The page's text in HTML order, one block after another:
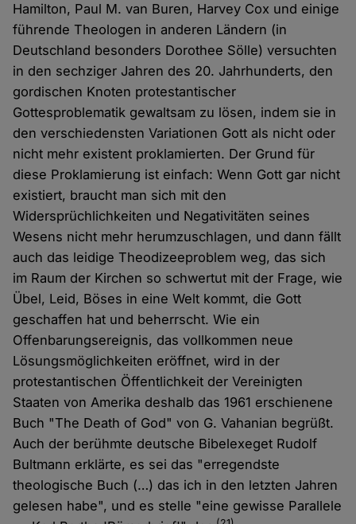
Hamilton, Paul M. van Buren, Harvey Cox und einige
führende Theologen in anderen Ländern (in
Deutschland besonders Dorothee Sölle) versuchten
in den sechziger Jahren des 20. Jahrhunderts, den
gordischen Knoten protestantischer
Gottesproblematik gewaltsam zu lösen, indem sie in
den verschiedensten Variationen Gott als nicht oder
nicht mehr existent proklamierten. Der Grund für
diese Proklamierung ist einfach: Wenn Gott gar nicht
existiert, braucht man sich mit den
Widersprüchlichkeiten und Negativitäten seines
Wesens nicht mehr herumzuschlagen, und dann fällt
auch das leidige Theodizeeproblem weg, das sich
im Raum der Kirchen so schwertut mit der Frage, wie
Übel, Leid, Böses in eine Welt kommt, die Gott
geschaffen hat und beherrscht. Wie ein
Offenbarungsereignis, das vollkommen neue
Lösungsmöglichkeiten eröffnet, wird in der
protestantischen Öffentlichkeit der Vereinigten
Staaten von Amerika deshalb das 1961 erschienene
Buch "The Death of God" von G. Vahanian begrüßt.
Auch der berühmte deutsche Bibelexeget Rudolf
Bultmann erklärte, es sei das "erregendste
theologische Buch (…) das ich in den letzten Jahren
gelesen habe", und es stelle "eine gewisse Parallele